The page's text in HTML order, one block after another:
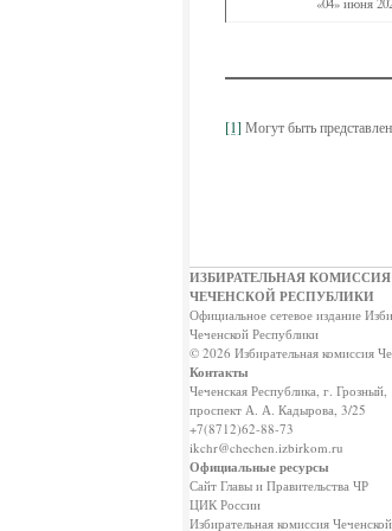
«04» июня
[1] Могут быть
ИЗБИРАТЕЛЬНАЯ КОМИССИЯ
ЧЕЧЕНСКОЙ РЕСПУБЛИКИ
Официальное сетевое издание
Чеченской Республики
© 2026 Избирательная комиссия
Контакты
Чеченская Республика, г. Грозный,
проспект А. А. Кадырова, 3/25
+7(8712)62-88-73
ikchr@chechen.izbirkom.ru
Официальные ресурсы
Сайт Главы и Правительства ЧР
ЦИК России
Избирательная комиссия